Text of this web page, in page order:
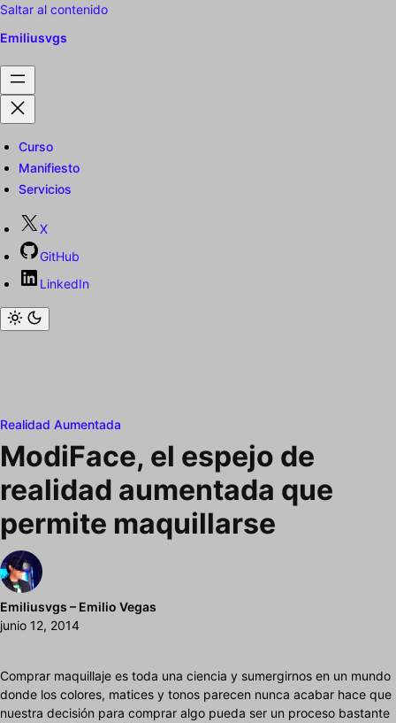
Saltar al contenido
Emiliusvgs
Curso
Manifiesto
Servicios
X
GitHub
LinkedIn
Realidad Aumentada
ModiFace, el espejo de
realidad aumentada que
permite maquillarse
Emiliusvgs – Emilio Vegas
junio 12, 2014
Comprar maquillaje es toda una ciencia y sumergirnos en un mundo
donde los colores, matices y tonos parecen nunca acabar hace que
nuestra decisión para comprar algo pueda ser un proceso bastante